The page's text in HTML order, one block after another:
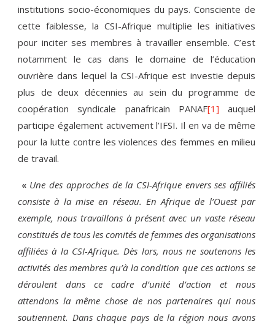
institutions socio-économiques du pays. Consciente de
cette faiblesse, la CSI-Afrique multiplie les initiatives
pour inciter ses membres à travailler ensemble. C’est
notamment le cas dans le domaine de l’éducation
ouvrière dans lequel la CSI-Afrique est investie depuis
plus de deux décennies au sein du programme de
coopération syndicale panafricain PANAF[1] auquel
participe également activement l’IFSI. Il en va de même
pour la lutte contre les violences des femmes en milieu
de travail.
« Une des approches de la CSI-Afrique envers ses affiliés
consiste à la mise en réseau. En Afrique de l’Ouest par
exemple, nous travaillons à présent avec un vaste réseau
constitués de tous les comités de femmes des organisations
affiliées à la CSI-Afrique. Dès lors, nous ne soutenons les
activités des membres qu’à la condition que ces actions se
déroulent dans ce cadre d’unité d’action et nous
attendons la même chose de nos partenaires qui nous
soutiennent. Dans chaque pays de la région nous avons